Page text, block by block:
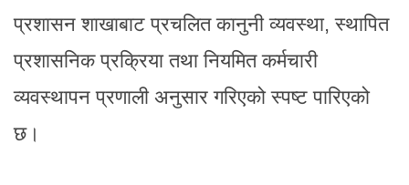
प्रशासन शाखाबाट प्रचलित कानुनी व्यवस्था, स्थापित
प्रशासनिक प्रक्रिया तथा नियमित कर्मचारी
व्यवस्थापन प्रणाली अनुसार गरिएको स्पष्ट पारिएको
छ।